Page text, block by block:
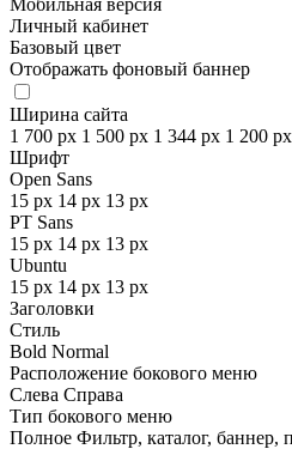
Мобильная версия
Личный кабинет
Базовый цвет
Отображать фоновый баннер
Ширина сайта
1 700 px 1 500 px 1 344 px 1 200 px
Шрифт
Open Sans
15 px 14 px 13 px
PT Sans
15 px 14 px 13 px
Ubuntu
15 px 14 px 13 px
Заголовки
Стиль
Bold Normal
Расположение бокового меню
Слева Справа
Тип бокового меню
Полное Фильтр, каталог, баннер,